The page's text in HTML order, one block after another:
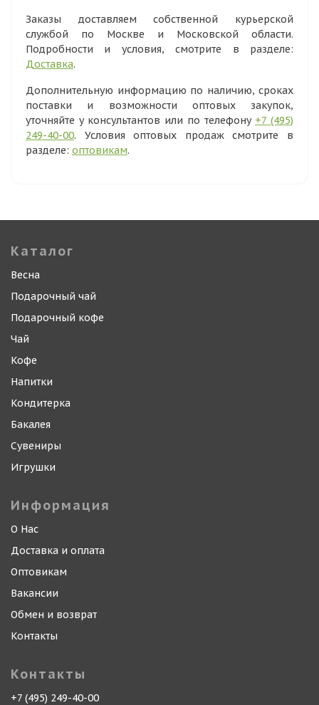
Заказы доставляем собственной курьерской
службой по Москве и Московской области.
Подробности и условия, смотрите в разделе:
Доставка.
Дополнительную информацию по наличию, сроках
поставки и возможности оптовых закупок,
уточняйте у консультантов или по телефону +7 (495)
249-40-00. Условия оптовых продаж смотрите в
разделе: оптовикам.
Каталог
Весна
Подарочный чай
Подарочный кофе
Чай
Кофе
Напитки
Кондитерка
Бакалея
Сувениры
Игрушки
Информация
О Нас
Доставка и оплата
Оптовикам
Вакансии
Обмен и возврат
Контакты
Контакты
+7 (495) 249-40-00